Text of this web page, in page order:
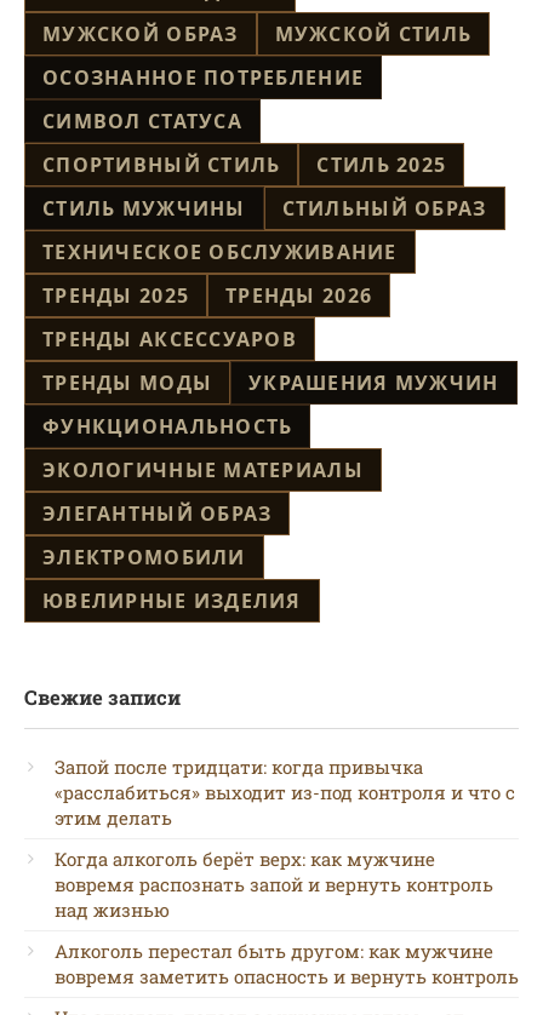
МУЖСКОЙ ОБРАЗ
МУЖСКОЙ СТИЛЬ
ОСОЗНАННОЕ ПОТРЕБЛЕНИЕ
СИМВОЛ СТАТУСА
СПОРТИВНЫЙ СТИЛЬ
СТИЛЬ 2025
СТИЛЬ МУЖЧИНЫ
СТИЛЬНЫЙ ОБРАЗ
ТЕХНИЧЕСКОЕ ОБСЛУЖИВАНИЕ
ТРЕНДЫ 2025
ТРЕНДЫ 2026
ТРЕНДЫ АКСЕССУАРОВ
ТРЕНДЫ МОДЫ
УКРАШЕНИЯ МУЖЧИН
ФУНКЦИОНАЛЬНОСТЬ
ЭКОЛОГИЧНЫЕ МАТЕРИАЛЫ
ЭЛЕГАНТНЫЙ ОБРАЗ
ЭЛЕКТРОМОБИЛИ
ЮВЕЛИРНЫЕ ИЗДЕЛИЯ
Свежие записи
Запой после тридцати: когда привычка
«расслабиться» выходит из-под контроля и что с
этим делать
Когда алкоголь берёт верх: как мужчине
вовремя распознать запой и вернуть контроль
над жизнью
Алкоголь перестал быть другом: как мужчине
вовремя заметить опасность и вернуть контроль